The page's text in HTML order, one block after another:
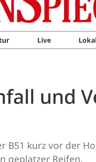
Live
und
B51 kurz vor der
geplatzer Reifen.